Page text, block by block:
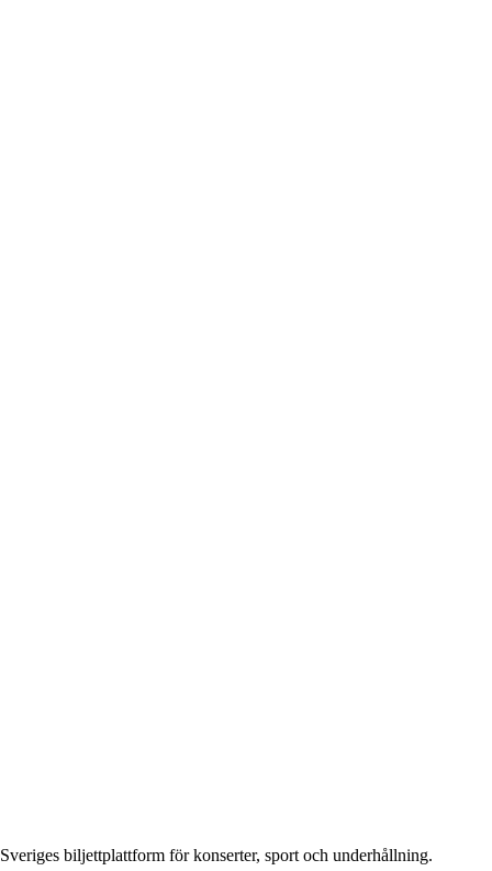
Sveriges biljettplattform för konserter, sport och underhållning.